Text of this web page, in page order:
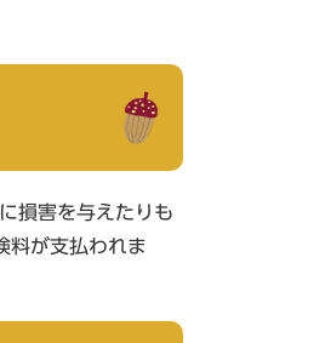
損害を与えたりも
料が支払われま